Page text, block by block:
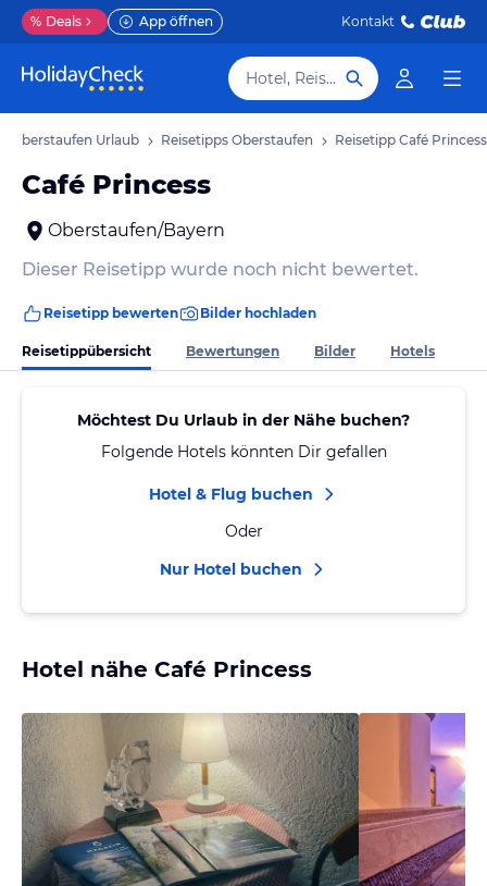
% Deals App öffnen Kontakt
Hotel, Reiseziel
Oberstaufen Urlaub Reisetipps Oberstaufen Reisetipp Café Princess
Café Princess
Oberstaufen/Bayern
Dieser Reisetipp wurde noch nicht bewertet.
Reisetipp bewerten Bilder hochladen
Reisetippübersicht Bewertungen Bilder Hotels
Möchtest Du Urlaub in der Nähe buchen?
Folgende Hotels könnten Dir gefallen
Hotel & Flug buchen
Oder
Nur Hotel buchen
Hotel nähe Café Princess